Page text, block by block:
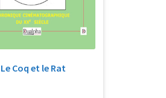
Le Coq et le Rat